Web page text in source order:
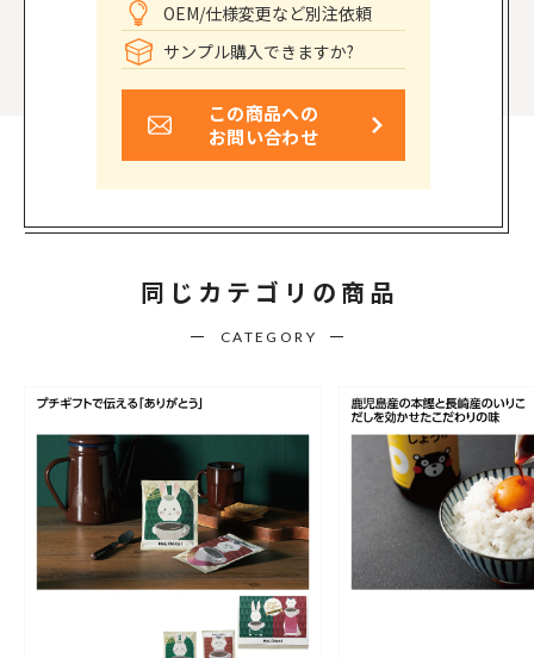
OEM/仕様変更など別注依頼
サンプル購入できますか?
この商品への
お問い合わせ
同じカテゴリの商品
CATEGORY